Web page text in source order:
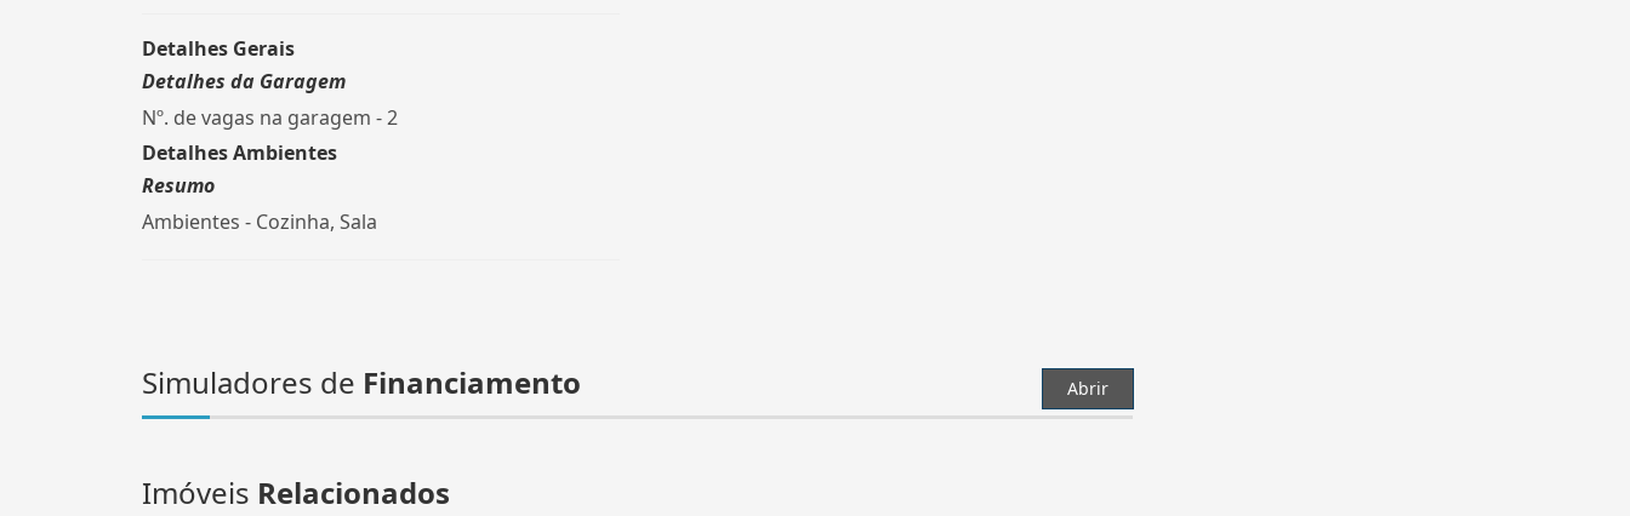
Detalhes Gerais
Detalhes da Garagem
Nº. de vagas na garagem - 2
Detalhes Ambientes
Resumo
Ambientes - Cozinha, Sala
Simuladores de Financiamento Abrir
Imóveis Relacionados